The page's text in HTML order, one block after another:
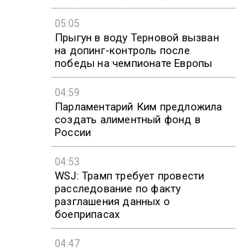
05:05
Прыгун в воду Терновой вызван
на допинг-контроль после
победы на чемпионате Европы
04:59
Парламентарий Ким предложила
создать алиментный фонд в
России
04:53
WSJ: Трамп требует провести
расследование по факту
разглашения данных о
боеприпасах
04:47